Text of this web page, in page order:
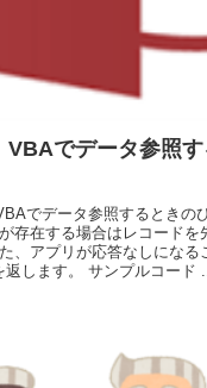
VBAでデータ参照
でデータ参照するときの
存在する場合はレコードを
、アプリが応答なしになる
します。 サンプルコード ...